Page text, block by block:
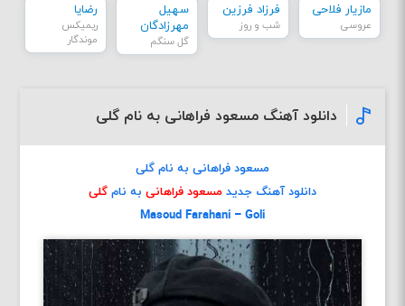
مازیار فلاحی
عروسی
فرزاد فرزین
شب و روز
سهیل
مهرزادگان
گل سنگم
رضایا
ریمیکس
موندگار
دانلود آهنگ مسعود فراهانی به نام گلی
مسعود فراهانی به نام گلی
دانلود آهنگ جدید مسعود فراهانی به نام گلی
Masoud Farahani – Goli